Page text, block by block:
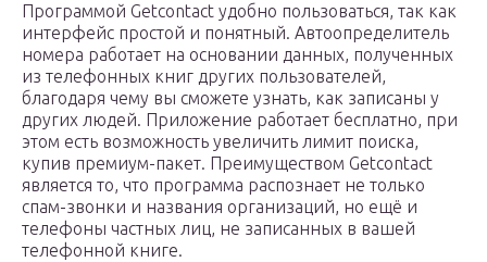
Программой Getcontact удобно пользоваться, так как
интерфейс простой и понятный. Автоопределитель
номера работает на основании данных, полученных
из телефонных книг других пользователей,
благодаря чему вы сможете узнать, как записаны у
других людей. Приложение работает бесплатно, при
этом есть возможность увеличить лимит поиска,
купив премиум-пакет. Преимуществом Getcontact
является то, что программа распознает не только
спам-звонки и названия организаций, но ещё и
телефоны частных лиц, не записанных в вашей
телефонной книге.